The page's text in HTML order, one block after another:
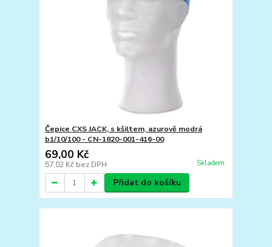
Čepice CXS JACK, s kšiltem, azurově modrá
b1/10/100 - CN-1820-001-416-00
69,00 Kč
57,02 Kč bez DPH Skladem
Přidat do košíku